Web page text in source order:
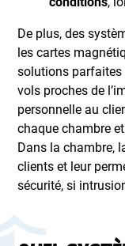
De plus, des
les cartes
solutions parfaites
vols proches de
personnelle au
chaque chambre
Dans la chambre,
clients et leur
sécurité, si